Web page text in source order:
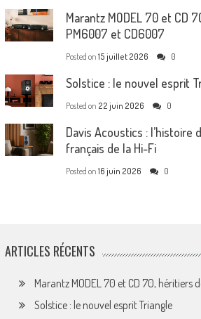
Marantz MODEL 70 et CD
PM6007 et CD6007
Posted on 15 juillet 2026 0
Solstice : le nouvel esprit
Posted on 22 juin 2026 0
Davis Acoustics : l’histoire
français de la Hi-Fi
Posted on 16 juin 2026 0
ARTICLES RÉCENTS
Marantz MODEL 70 et CD 70, héritiers
Solstice : le nouvel esprit Triangle